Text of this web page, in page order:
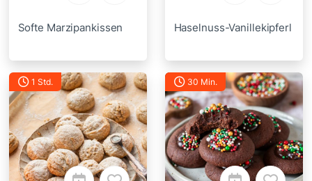
Softe Marzipankissen Haselnuss-Vanillekipferl
1 Std. 30 Min.